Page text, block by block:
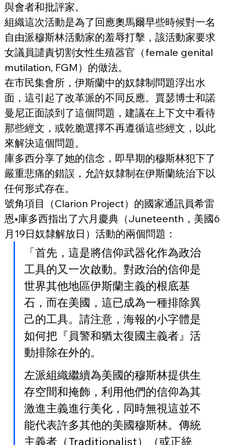
與會者和批評家。
組織這次活動是為了回應奧馬爾早些時候對一名
自由派穆斯林活動家的羞辱打擊，該活動家要求
女議員譴責切割女性生殖器官（female genital
mutilation, FGM）的做法。
在市民集會所，伊斯蘭中的奴隸制問題浮出水
面，這引起了改革派的不同反應。賈瑟博士和諾
曼尼正面談到了這個問題，建議在上下文中看待
那些經文，或乾脆選擇不再遵循這些經文，以此
來解決這個問題。
庫多西分享了她的信念，即早期的穆斯林犯下了
嚴重悲痛的錯誤，允許奴隸制在伊斯蘭統治下以
任何形式存在。
號角項目（Clarion Project）的國家通訊員希雷
恩•庫多西指出了六月慶典（Juneteenth，美國6
月19日奴隸解放日）活動的兩個問題：
「首先，這是將信仰武器化作為政治
工具的又一次啟動。對政治的信仰是
世界其他地區伊斯蘭主義的根底基
石，而在美國，這已成為一種排除異
己的工具。請注意，海報的小字體是
如何把『員警和猶太復國主義者』活
動排除在外的。
左派組織繼續為美國的穆斯林提供生
存空間和掩飾，利用他們的信仰為其
激進主義進行美化，同時無視這並不
能代表許多其他的美國穆斯林。傳統
主義者（Traditionalist）（或正統